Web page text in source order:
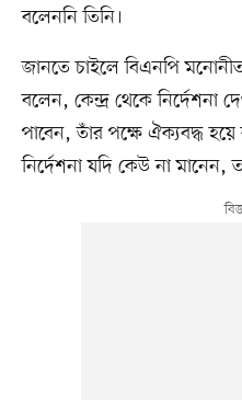
বলেননি তিনি।
জানতে চাইলে বিএনপি
বলেন, কেন্দ্র থেকে নির্দেশনা
পাবেন, তাঁর পক্ষে ঐক্যবদ্ধ
নির্দেশনা যদি কেউ না মানেন,